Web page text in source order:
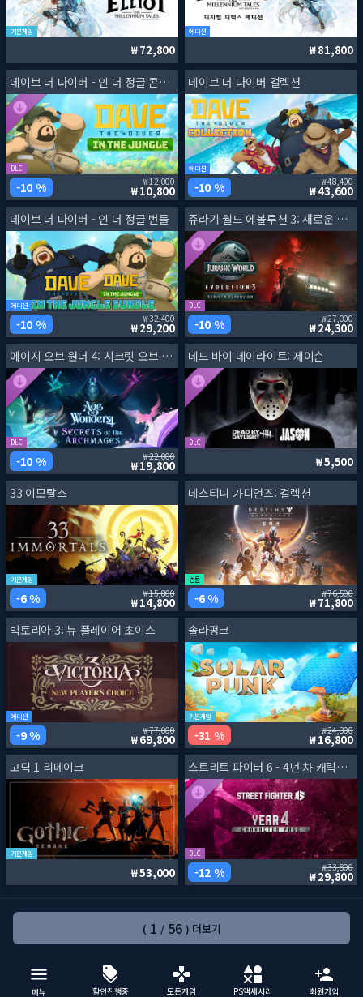
기본게임
72,800
에디션
81,800
데이브 더 다이버 - 인 더 정글 콘텐츠 팩
DLC
10 % 12,000
10,800
데이브 더 다이버 컬렉션
에디션
10 % 48,400
43,600
데이브 더 다이버 - 인 더 정글 번들
에디션
10 % 32,400
29,200
쥬라기 월드 에볼루션 3: 새로운 시작 확장팩
DLC
10 % 27,000
24,300
에이지 오브 원더 4: 시크릿 오브 더 아크메이지
DLC
10 % 22,000
19,800
데드 바이 데이라이트: 제이슨
DLC
5,500
33 이모탈스
기본게임
6 % 15,800
14,800
데스티니 가디언즈: 컬렉션
번들
6 % 76,500
71,800
빅토리아 3: 뉴 플레이어 초이스
에디션
9 % 77,000
69,800
솔라펑크
기본게임
31 % 24,300
16,800
고딕 1 리메이크
기본게임
53,000
스트리트 파이터 6 - 4년 차 캐릭터 패스
DLC
12 % 33,800
29,800
( 1 / 56 ) 더보기
메뉴 할인진행중 모든게임 PS액세서리 회원가입